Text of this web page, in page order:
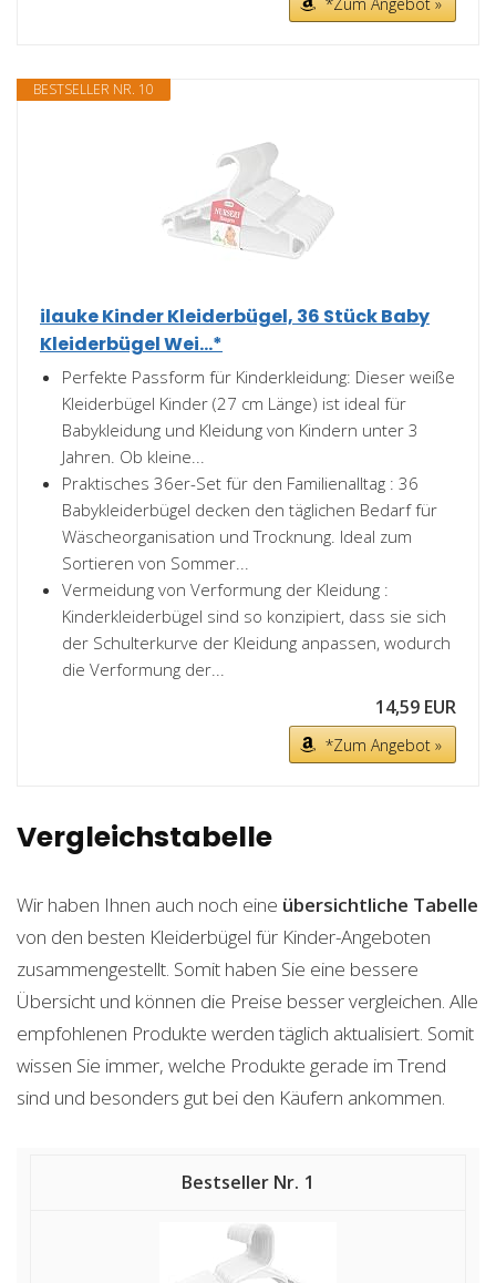
BESTSELLER NR. 10
ilauke Kinder Kleiderbügel, 36 Stück Baby
Kleiderbügel Wei...*
Perfekte Passform für Kinderkleidung: Dieser weiße
Kleiderbügel Kinder (27 cm Länge) ist ideal für
Babykleidung und Kleidung von Kindern unter 3
Jahren. Ob kleine...
Praktisches 36er-Set für den Familienalltag : 36
Babykleiderbügel decken den täglichen Bedarf für
Wäscheorganisation und Trocknung. Ideal zum
Sortieren von Sommer...
Vermeidung von Verformung der Kleidung :
Kinderkleiderbügel sind so konzipiert, dass sie sich
der Schulterkurve der Kleidung anpassen, wodurch
die Verformung der...
14,59 EUR
*Zum Angebot »
Vergleichstabelle
Wir haben Ihnen auch noch eine übersichtliche Tabelle
von den besten Kleiderbügel für Kinder-Angeboten
zusammengestellt. Somit haben Sie eine bessere
Übersicht und können die Preise besser vergleichen. Alle
empfohlenen Produkte werden täglich aktualisiert. Somit
wissen Sie immer, welche Produkte gerade im Trend
sind und besonders gut bei den Käufern ankommen.
1